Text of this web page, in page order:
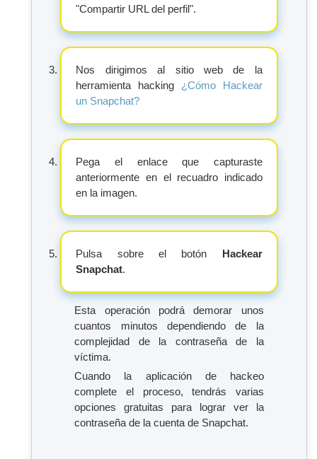
"Compartir URL del perfil".
Nos dirigimos al sitio web de la
herramienta hacking ¿Cómo Hackear
un Snapchat?
Pega el enlace que capturaste
anteriormente en el recuadro indicado
en la imagen.
Pulsa sobre el botón Hackear
Snapchat.
Esta operación podrá demorar unos
cuantos minutos dependiendo de la
complejidad de la contraseña de la
víctima.
Cuando la aplicación de hackeo
complete el proceso, tendrás varias
opciones gratuitas para lograr ver la
contraseña de la cuenta de Snapchat.